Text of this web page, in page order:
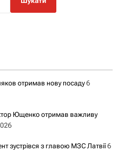
отримав нову посаду6
Ющенко отримав важливу
зустрівся з главою МЗС Латвії6